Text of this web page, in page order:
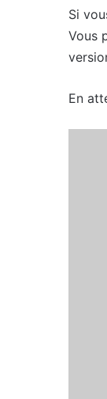
Si
Vous
En